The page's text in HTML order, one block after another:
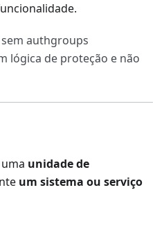
authgroups
lógica de proteção e não
unidade de
um sistema ou serviço